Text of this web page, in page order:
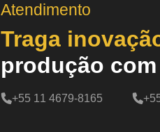
Atendimento
Traga
produção
+55 11 4679-8165